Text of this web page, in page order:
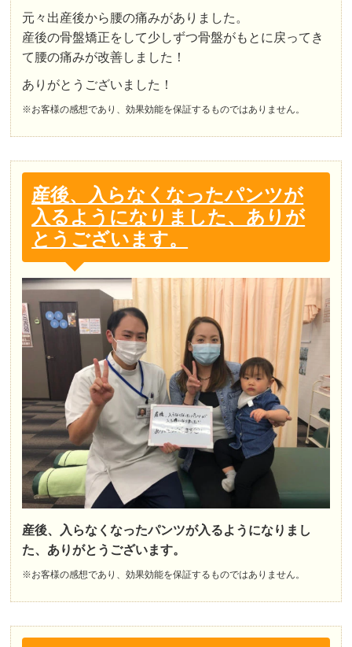
元々出産後から腰の痛みがありました。
産後の骨盤矯正をして少しずつ骨盤がもとに戻ってき
て腰の痛みが改善しました！
ありがとうございました！
※お客様の感想であり、効果効能を保証するものではありません。
産後、入らなくなったパンツが
入るようになりました、ありが
とうございます。
産後、入らなくなったパンツが入るようになりまし
た、ありがとうございます。
※お客様の感想であり、効果効能を保証するものではありません。